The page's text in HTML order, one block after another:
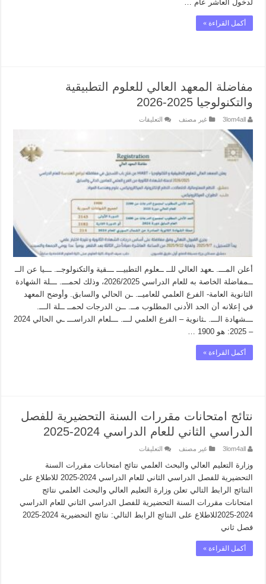
لدخول العاشر عام …
أكمل القراءة »
مفاضلة المعهد العالي للعلوم التطبيقية
والتكنولوجيا 2025-2026
3lom4all غير مصنف التعليقات
للعلوم
التطبيقية
والتكنولوجيا
2025-
2026
مغلقة
أعلن المـــ. ـعهد العالي للــ ــعلوم التطبيـــ ـــقية والتكنولوجــ. ـــيا عن الــ
ــمفاضلة الخاصة به للعام الدراسي 2026/2025، وذلك لحمـــ. ـــلة الشهادة
الثانوية العامة- الفرع العلمي للعاميــ. ـن الحالي والسابق. وأوضح المعهد
في إعلانه أن الحد الأدنى المطلوب مــ. ــن الدرجات لحمــ ــلة الـــ.
ـــشهادة الـــ. ـثانوية – الفرع العلمي لـــ. ـــلعام الدراســـ ـي الحالي 2024
– 2025: هو 1900 …
أكمل القراءة »
نتائج امتحانات مقررات السنة التحضيرية للفصل
الدراسي الثاني للعام الدراسي 2024-2025
3lom4all غير مصنف التعليقات
امتحانات
مقررات
السنة
التحضيرية
للفصل
الدراسي
للعام
وزارة التعليم العالي والبحث العلمي نتائج امتحانات مقررات السنة
التحضيرية للفصل الدراسي الثاني للعام الدراسي 2024-2025 للاطلاع على
النتائج الرابط التالي تعلن وزارة التعليم العالي والبحث العلمي نتائج
امتحانات مقررات السنة التحضيرية للفصل الدراسي الثاني للعام الدراسي
2024-2025للاطلاع على النتائج الرابط التالي: نتائج التحضيرية 2024-2025
فصل ثاني
أكمل القراءة »